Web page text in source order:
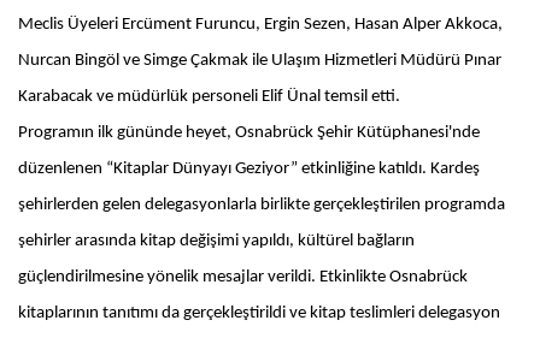
Meclis Üyeleri Ercüment Furuncu, Ergin Sezen, Hasan Alper Akkoca,
Nurcan Bingöl ve Simge Çakmak ile Ulaşım Hizmetleri Müdürü Pınar
Karabacak ve müdürlük personeli Elif Ünal temsil etti.
Programın ilk gününde heyet, Osnabrück Şehir Kütüphanesi'nde
düzenlenen “Kitaplar Dünyayı Geziyor” etkinliğine katıldı. Kardeş
şehirlerden gelen delegasyonlarla birlikte gerçekleştirilen programda
şehirler arasında kitap değişimi yapıldı, kültürel bağların
güçlendirilmesine yönelik mesajlar verildi. Etkinlikte Osnabrück
kitaplarının tanıtımı da gerçekleştirildi ve kitap teslimleri delegasyon